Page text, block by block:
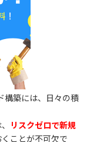
構築には、日々の積
リスクゼロで新規
ことが不可欠で